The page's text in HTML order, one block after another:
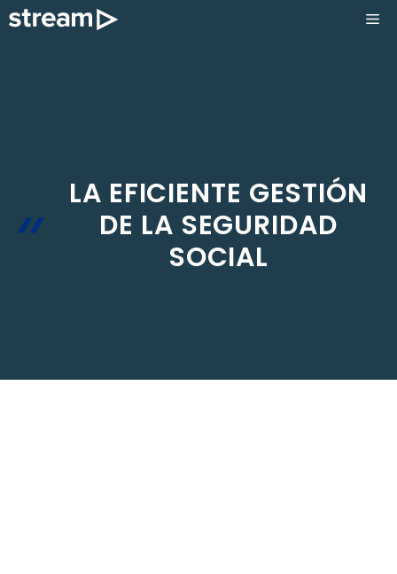
Saltar
LA EFICIENTE GESTIÓN
DE LA SEGURIDAD
SOCIAL